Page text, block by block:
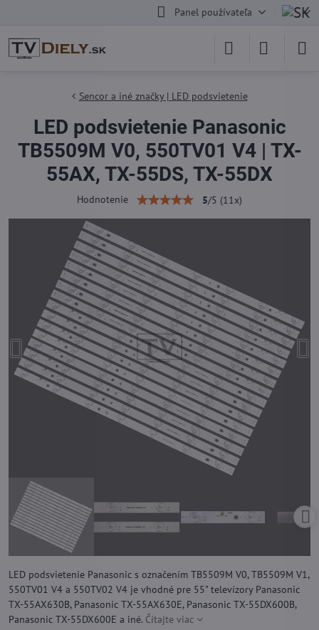
Panel používateľa
Sencor a iné značky | LED podsvietenie
LED podsvietenie Panasonic
TB5509M V0, 550TV01 V4 | TX-
55AX, TX-55DS, TX-55DX
Hodnotenie 5/5 (11 x)
LED podsvietenie Panasonic s označením TB5509M V0, TB5509M V1,
550TV01 V4 a 550TV02 V4 je vhodné pre 55" televízory Panasonic
TX-55AX630B, Panasonic TX-55AX630E, Panasonic TX-55DX600B,
Panasonic TX-55DX600E a iné. Čítajte viac